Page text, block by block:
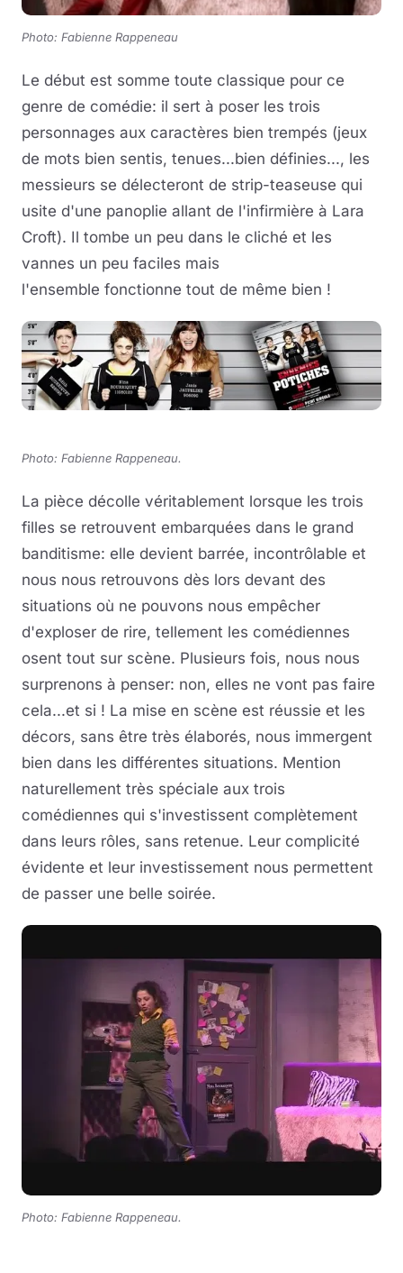
Photo: Fabienne Rappeneau
Le début est somme toute classique pour ce
genre de comédie: il sert à poser les trois
personnages aux caractères bien trempés (jeux
de mots bien sentis, tenues...bien définies..., les
messieurs se délecteront de strip-teaseuse qui
usite d'une panoplie allant de l'infirmière à Lara
Croft). Il tombe un peu dans le cliché et les
vannes un peu faciles mais
l'ensemble fonctionne tout de même bien !
Photo: Fabienne Rappeneau.
La pièce décolle véritablement lorsque les trois
filles se retrouvent embarquées dans le grand
banditisme: elle devient barrée, incontrôlable et
nous nous retrouvons dès lors devant des
situations où ne pouvons nous empêcher
d'exploser de rire, tellement les comédiennes
osent tout sur scène. Plusieurs fois, nous nous
surprenons à penser: non, elles ne vont pas faire
cela...et si ! La mise en scène est réussie et les
décors, sans être très élaborés, nous immergent
bien dans les différentes situations. Mention
naturellement très spéciale aux trois
comédiennes qui s'investissent complètement
dans leurs rôles, sans retenue. Leur complicité
évidente et leur investissement nous permettent
de passer une belle soirée.
Photo: Fabienne Rappeneau.